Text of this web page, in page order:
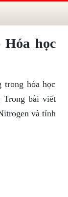
học
trong hóa học
Trong bài viết
và tính